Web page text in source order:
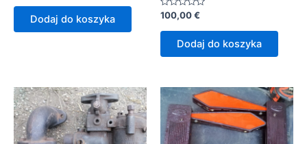
na
Dodaj do koszyka
Oceniono
na
100,00€
Dodaj do koszyka